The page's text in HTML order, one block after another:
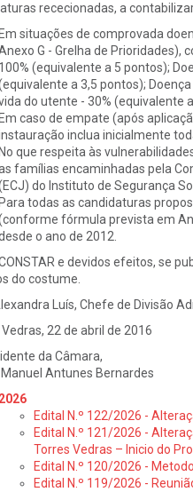
rececionadas, a
Em situações de comprovada
G - Grelha de Prioridades),
100% (equivalente a 5 pontos);
a 3,5 pontos);
do utente - 30% (equivalente
Em caso de empate (após
inclua inicialmente
No que respeita às
famílias encaminhadas pela
do Instituto de Segurança
Para todas as candidaturas
fórmula prevista em
o ano de 2012.
e devidos efeitos, se
do costume.
Luís, Chefe de Divisão
22 de abril de 2016
da Câmara,
Antunes Bernardes
2026
Edital N.º 122/2026 -
Edital N.º 121/2026 -
Torres Vedras – Inicio do
Edital N.º 120/2026 -
Edital N.º 119/2026 -